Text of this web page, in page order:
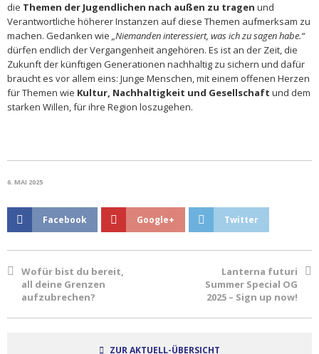
die Themen der Jugendlichen nach außen zu tragen und
Verantwortliche höherer Instanzen auf diese Themen aufmerksam zu
machen. Gedanken wie „Niemanden interessiert, was ich zu sagen habe.“
dürfen endlich der Vergangenheit angehören. Es ist an der Zeit, die
Zukunft der künftigen Generationen nachhaltig zu sichern und dafür
braucht es vor allem eins: Junge Menschen, mit einem offenen Herzen
für Themen wie Kultur, Nachhaltigkeit und Gesellschaft und dem
starken Willen, für ihre Region loszugehen.
6. MAI 2025
Facebook Google+ Twitter
Wofür bist du bereit,
all deine Grenzen
aufzubrechen?
Lanterna futuri
Summer Special OG
2025 – Sign up now!
ZUR AKTUELL-ÜBERSICHT